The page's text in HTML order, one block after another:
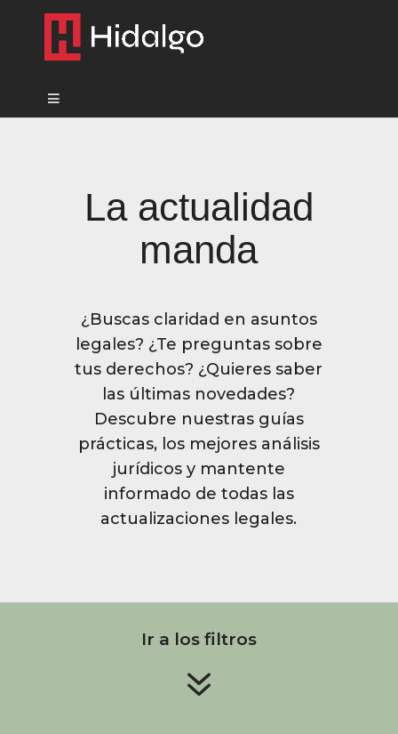
La actualidad
manda
¿Buscas claridad en asuntos
legales? ¿Te preguntas sobre
tus derechos? ¿Quieres saber
las últimas novedades?
Descubre nuestras guías
prácticas, los mejores análisis
jurídicos y mantente
informado de todas las
actualizaciones legales.
Ir a los filtros
7